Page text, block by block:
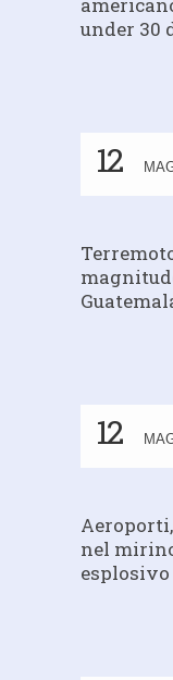
under 30
12
12
nel